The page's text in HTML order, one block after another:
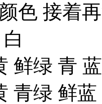
色 接着
鲜绿 青
青绿 鲜